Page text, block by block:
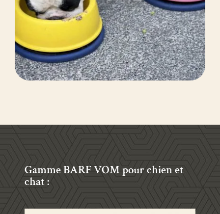
Gamme BARF VOM pour chien et
chat :